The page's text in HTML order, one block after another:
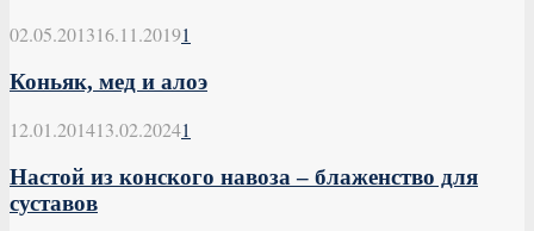
02.05.201316.11.20191
Коньяк, мед и алоэ
12.01.201413.02.20241
Настой из конского навоза – блаженство для
суставов